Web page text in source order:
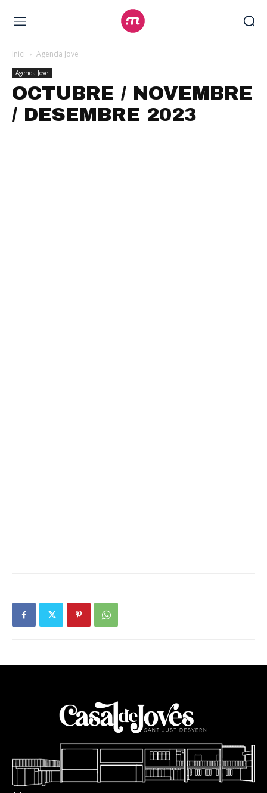
Inici Agenda Jove
Agenda Jove
OCTUBRE / NOVEMBRE
/ DESEMBRE 2023